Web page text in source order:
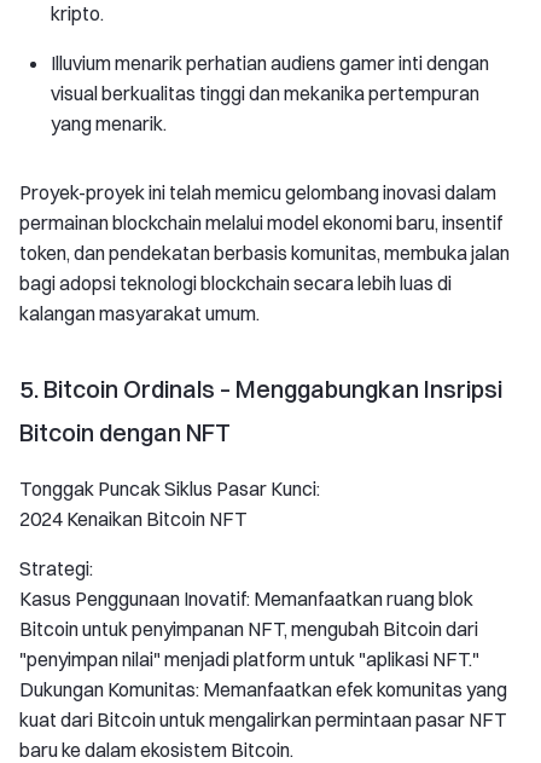
kripto.
Illuvium menarik perhatian audiens gamer inti dengan
visual berkualitas tinggi dan mekanika pertempuran
yang menarik.
Proyek-proyek ini telah memicu gelombang inovasi dalam
permainan blockchain melalui model ekonomi baru, insentif
token, dan pendekatan berbasis komunitas, membuka jalan
bagi adopsi teknologi blockchain secara lebih luas di
kalangan masyarakat umum.
5. Bitcoin Ordinals – Menggabungkan Insripsi
Bitcoin dengan NFT
Tonggak Puncak Siklus Pasar Kunci:
2024 Kenaikan Bitcoin NFT
Strategi:
Kasus Penggunaan Inovatif: Memanfaatkan ruang blok
Bitcoin untuk penyimpanan NFT, mengubah Bitcoin dari
"penyimpan nilai" menjadi platform untuk "aplikasi NFT."
Dukungan Komunitas: Memanfaatkan efek komunitas yang
kuat dari Bitcoin untuk mengalirkan permintaan pasar NFT
baru ke dalam ekosistem Bitcoin.